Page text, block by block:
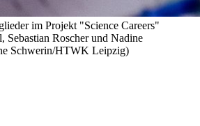
im Projekt "Science Careers"
Sebastian Roscher und Nadine
Schwerin/HTWK Leipzig)